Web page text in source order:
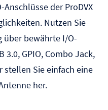
der ProDVX
Nutzen Sie
über bewährte I/O-
3.0, GPIO, Combo Jack,
stellen Sie einfach eine
her.